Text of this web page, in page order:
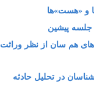
و «هست»ها
پیشین
هم سان از نظر وراثت
در تحلیل حادثه